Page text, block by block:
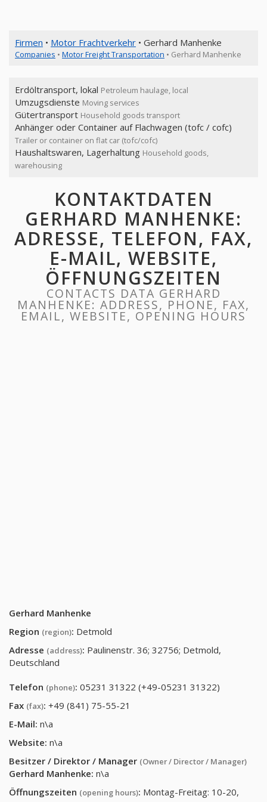
Firmen • Motor Frachtverkehr • Gerhard Manhenke
Companies • Motor Freight Transportation • Gerhard Manhenke
Erdöltransport, lokal Petroleum haulage, local
Umzugsdienste Moving services
Gütertransport Household goods transport
Anhänger oder Container auf Flachwagen (tofc / cofc)
Trailer or container on flat car (tofc/cofc)
Haushaltswaren, Lagerhaltung Household goods,
warehousing
KONTAKTDATEN
GERHARD MANHENKE:
ADRESSE, TELEFON, FAX,
E-MAIL, WEBSITE,
ÖFFNUNGSZEITEN
CONTACTS DATA GERHARD
MANHENKE: ADDRESS, PHONE, FAX,
EMAIL, WEBSITE, OPENING HOURS
Gerhard Manhenke
Region (region): Detmold
Adresse (address): Paulinenstr. 36; 32756; Detmold,
Deutschland
Telefon (phone): 05231 31322 (+49-05231 31322)
Fax (fax): +49 (841) 75-55-21
E-Mail: n\a
Website: n\a
Besitzer / Direktor / Manager (Owner / Director / Manager)
Gerhard Manhenke: n\a
Öffnungszeiten (opening hours): Montag-Freitag: 10-20,